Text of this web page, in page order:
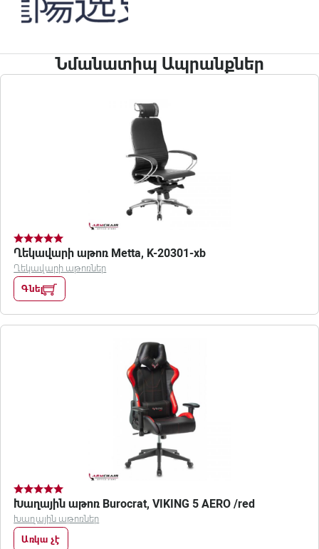
Նմանատիպ Ապրանքներ
Ղեկավարի աթոռ Metta, K-20301-xb
Ղեկավարի աթոռներ
Գնել
Խաղային աթոռ Burocrat, VIKING 5 AERO /red
Խաղային աթոռներ
Առկա չէ